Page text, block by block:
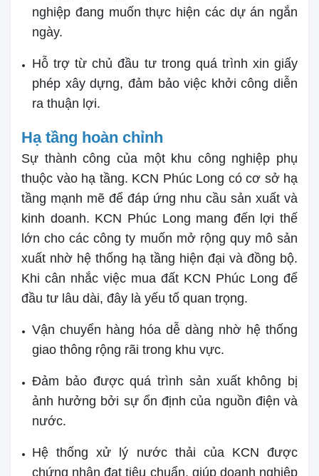
nghiệp đang muốn thực hiện các dự án ngắn
ngày.
Hỗ trợ từ chủ đầu tư trong quá trình xin giấy
phép xây dựng, đảm bảo việc khởi công diễn
ra thuận lợi.
Hạ tầng hoàn chỉnh
Sự thành công của một khu công nghiệp phụ
thuộc vào hạ tầng. KCN Phúc Long có cơ sở hạ
tầng mạnh mẽ để đáp ứng nhu cầu sản xuất và
kinh doanh. KCN Phúc Long mang đến lợi thế
lớn cho các công ty muốn mở rộng quy mô sản
xuất nhờ hệ thống hạ tầng hiện đại và đồng bộ.
Khi cân nhắc việc mua đất KCN Phúc Long để
đầu tư lâu dài, đây là yếu tố quan trọng.
Vận chuyển hàng hóa dễ dàng nhờ hệ thống
giao thông rộng rãi trong khu vực.
Đảm bảo được quá trình sản xuất không bị
ảnh hưởng bởi sự ổn định của nguồn điện và
nước.
Hệ thống xử lý nước thải của KCN được
chứng nhận đạt tiêu chuẩn, giúp doanh nghiệp